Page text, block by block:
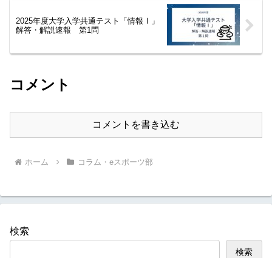
2025年度大学入学共通テスト「情報Ⅰ」
解答・解説速報 第1問
コメント
コメントを書き込む
ホーム コラム・eスポーツ部
検索
検索